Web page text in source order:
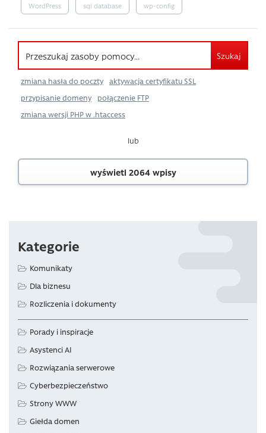
WordPress sql database wp-config
Szukaj
zmiana hasła do poczty
aktywacja certyfikatu SSL
przypisanie domeny
połączenie FTP
zmiana wersji PHP w .htaccess
lub
wyświetl 2064 wpisy
Kategorie
Komunikaty
Dla biznesu
Rozliczenia i dokumenty
Porady i inspiracje
Asystenci AI
Rozwiązania serwerowe
Cyberbezpieczeństwo
Strony WWW
Giełda domen